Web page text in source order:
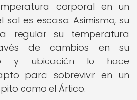
corporal en un
es escaso. Asimismo, su
regular su temperatura
de cambios en su
y ubicación lo hace
para sobrevivir en un
como el Ártico.